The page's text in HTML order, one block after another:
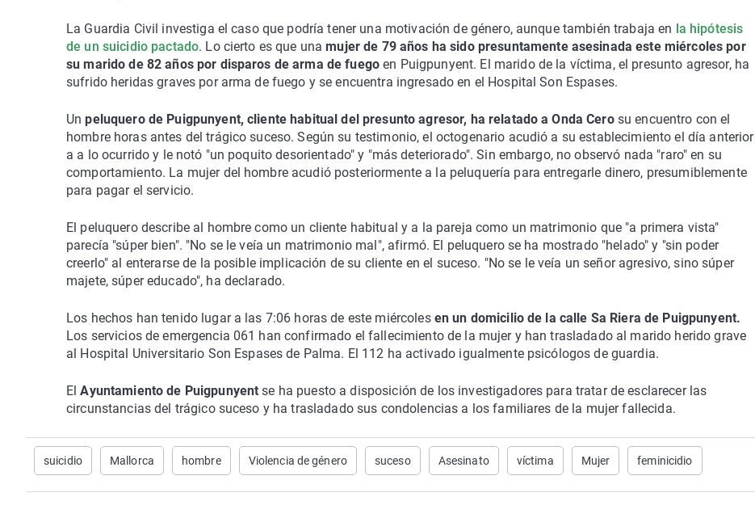
La Guardia Civil investiga el caso que podría tener una motivación de género, aunque también trabaja en la hipótesis
de un suicidio pactado. Lo cierto es que unamujer de 79 años ha sido presuntamente asesinada este miércoles por
su marido de 82 años por disparos de arma de fuego en Puigpunyent. El marido de la víctima, el presunto agresor, ha
sufrido heridas graves por arma de fuego y se encuentra ingresado en el Hospital Son Espases.
Unpeluquero de Puigpunyent, cliente habitual del presunto agresor, ha relatado a Onda Cerosu encuentro con el
hombre horas antes del trágico suceso. Según su testimonio, el octogenario acudió a su establecimiento el día anterior
a a lo ocurrido y le notó "un poquito desorientado" y "más deteriorado". Sin embargo, no observó nada "raro" en su
comportamiento. La mujer del hombre acudió posteriormente a la peluquería para entregarle dinero, presumiblemente
para pagar el servicio.
El peluquero describe al hombre como un cliente habitual y a la pareja como un matrimonio que "a primera vista"
parecía "súper bien". "No se le veía un matrimonio mal", afirmó. El peluquero se ha mostrado "helado" y "sin poder
creerlo" al enterarse de la posible implicación de su cliente en el suceso. "No se le veía un señor agresivo, sino súper
majete, súper educado", ha declarado.
Los hechos han tenido lugar a las 7:06 horas de este miércoles en un domicilio de la calle Sa Riera de Puigpunyent.
Los servicios de emergencia 061 han confirmado el fallecimiento de la mujer y han trasladado al marido herido grave
al Hospital Universitario Son Espases de Palma. El 112 ha activado igualmente psicólogos de guardia.
ElAyuntamiento de Puigpunyent se ha puesto a disposición de los investigadores para tratar de esclarecer las
circunstancias del trágico suceso y ha trasladado sus condolencias a los familiares de la mujer fallecida.
suicidio Mallorca hombre Violencia de género suceso Asesinato víctima Mujer feminicidio